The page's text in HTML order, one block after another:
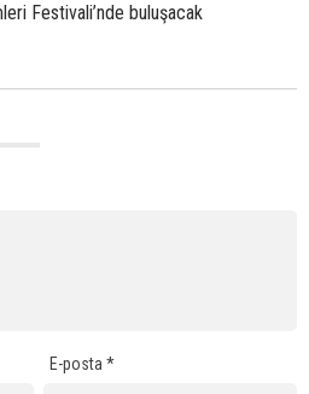
Festivali’nde buluşacak
E-posta*